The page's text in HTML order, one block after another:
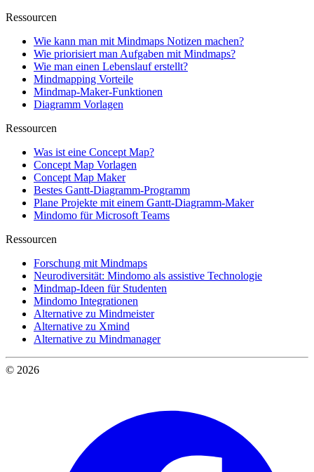
Ressourcen
Wie kann man mit Mindmaps Notizen machen?
Wie priorisiert man Aufgaben mit Mindmaps?
Wie man einen Lebenslauf erstellt?
Mindmapping Vorteile
Mindmap-Maker-Funktionen
Diagramm Vorlagen
Ressourcen
Was ist eine Concept Map?
Concept Map Vorlagen
Concept Map Maker
Bestes Gantt-Diagramm-Programm
Plane Projekte mit einem Gantt-Diagramm-Maker
Mindomo für Microsoft Teams
Ressourcen
Forschung mit Mindmaps
Neurodiversität: Mindomo als assistive Technologie
Mindmap-Ideen für Studenten
Mindomo Integrationen
Alternative zu Mindmeister
Alternative zu Xmind
Alternative zu Mindmanager
© 2026